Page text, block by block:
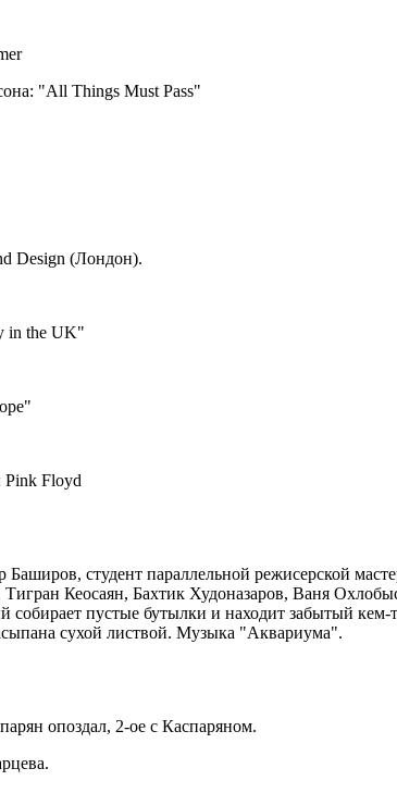
"All Things Must Pass"
Design (Лондон).
in the UK"
Floyd
студент параллельной режисерской
Кеосаян, Бахтик Худоназаров, Ваня
собирает пустые бутылки и находит забытый кем-
сухой листвой. Музыка "Аквариума".
опоздал, 2-ое с Каспаряном.